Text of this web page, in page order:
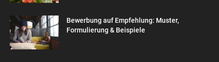
Bewerbung auf Empfehlung: Muster,
Formulierung & Beispiele